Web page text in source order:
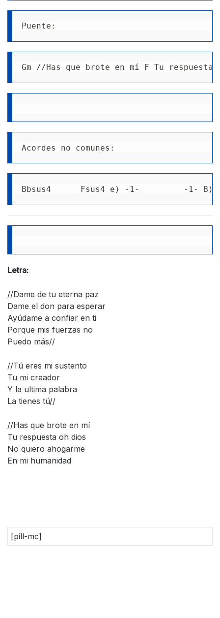
Puente:
Gm //Has que brote en mí F Tu
Acordes no comunes:
Bbsus4      Fsus4 e) -1-         -
Letra:
//Dame de tu eterna paz
Dame el don para esperar
Ayúdame a confiar en ti
Porque mis fuerzas no
Puedo más//
//Tú eres mi sustento
Tu mi creador
Y la ultima palabra
La tienes tú//
//Has que brote en mí
Tu respuesta oh dios
No quiero ahogarme
En mi humanidad
[pill-mc]